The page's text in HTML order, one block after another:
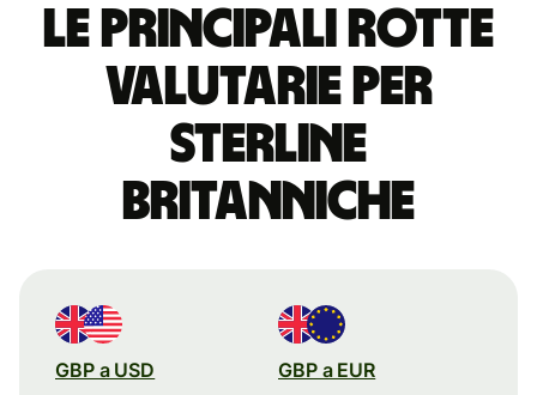
Le principali rotte
valutarie per
sterline
britanniche
GBP a USD GBP a EUR